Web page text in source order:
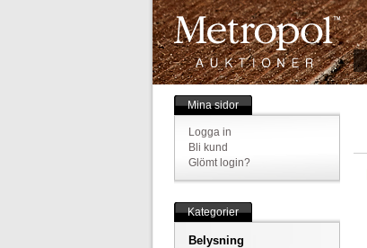
Mina sidor
Logga in
Bli kund
Glömt login?
Kategorier
Belysning